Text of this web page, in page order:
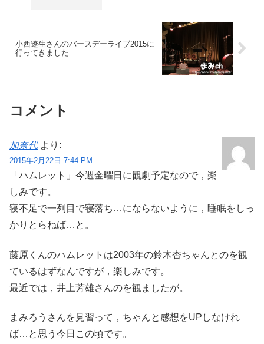
小西遼生さんのバースデーライブ2015に
行ってきました
コメント
加奈代 より:
2015年2月22日 7:44 PM
「ハムレット」今週金曜日に観劇予定なので，楽
しみです。
寝不足で一列目で寝落ち…にならないように，睡眠をしっ
かりとらねば…と。
藤原くんのハムレットは2003年の鈴木杏ちゃんとのを観
ているはずなんですが，楽しみです。
最近では，井上芳雄さんのを観ましたが。
まみろうさんを見習って，ちゃんと感想をUPしなけれ
ば…と思う今日この頃です。